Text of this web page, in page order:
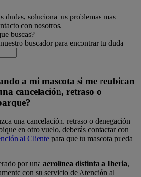
dudas, soluciona tus problemas mas
con nosotros.
buscas?
buscador para encontrar tu duda
a mi mascota si me reubican
cancelación, retraso o
una cancelación, retraso o denegación
en otro vuelo, deberás contactar con
al Cliente para que tu mascota pueda
por una aerolínea distinta a Iberia,
con su servicio de Atención al